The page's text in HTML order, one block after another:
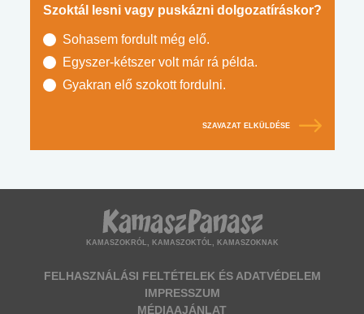
Szoktál lesni vagy puskázni dolgozatíráskor?
Sohasem fordult még elő.
Egyszer-kétszer volt már rá példa.
Gyakran elő szokott fordulni.
SZAVAZAT ELKÜLDÉSE
KAMASZOKRÓL, KAMASZOKTÓL, KAMASZOKNAK
FELHASZNÁLÁSI FELTÉTELEK ÉS ADATVÉDELEM
IMPRESSZUM
MÉDIAAJÁNLAT